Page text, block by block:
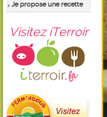
Je propose une recette
Visitez iTerroir